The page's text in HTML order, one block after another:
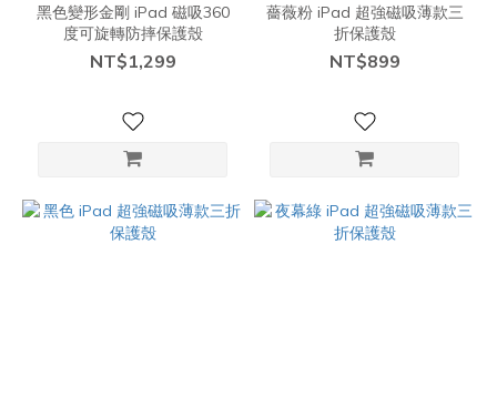
黑色變形金剛 iPad 磁吸360
度可旋轉防摔保護殼
NT$1,299
薔薇粉 iPad 超強磁吸薄款三
折保護殼
NT$899